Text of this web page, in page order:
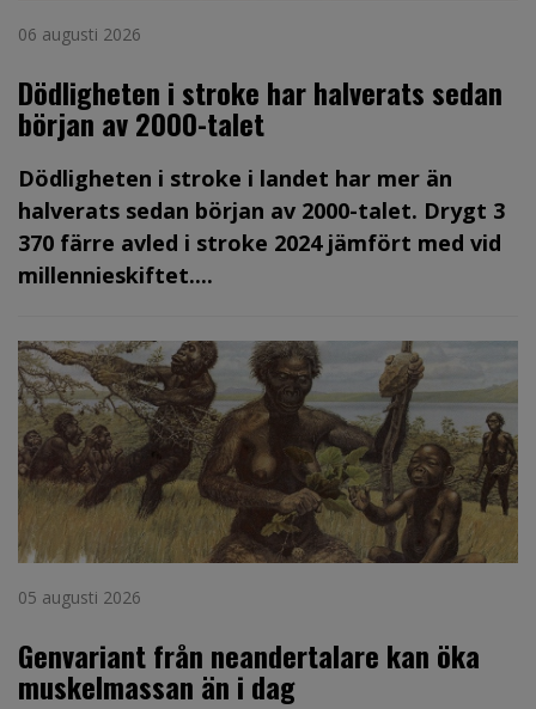
06 augusti 2026
Dödligheten i stroke har halverats sedan
början av 2000-talet
Dödligheten i stroke i landet har mer än
halverats sedan början av 2000-talet. Drygt 3
370 färre avled i stroke 2024 jämfört med vid
millennieskiftet....
05 augusti 2026
Genvariant från neandertalare kan öka
muskelmassan än i dag